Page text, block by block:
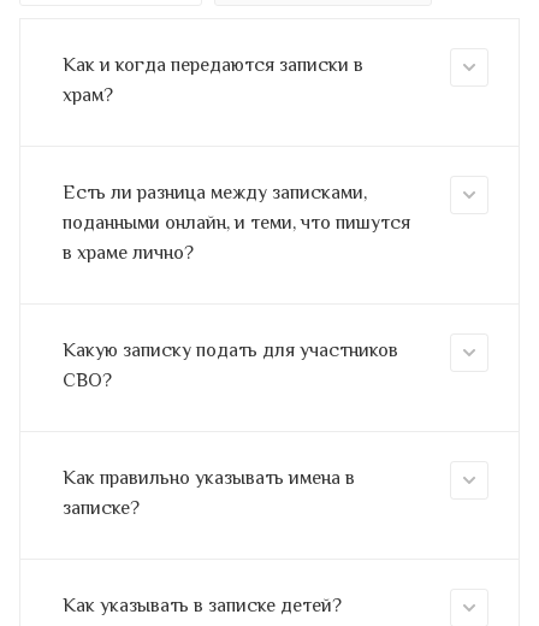
Как и когда передаются записки в
храм?
Есть ли разница между записками,
поданными онлайн, и теми, что пишутся
в храме лично?
Какую записку подать для участников
СВО?
Как правильно указывать имена в
записке?
Как указывать в записке детей?